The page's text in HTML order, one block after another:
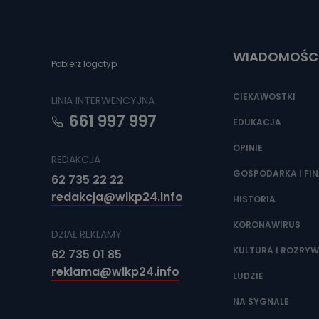
Jakie
źródeł
adres
Jak
Pobierz logotyp
LINIA INTERWENCYJNA
661 997 997
REDAKCJA
62 735 22 22
redakcja@wlkp24.info
DZIAŁ REKLAMY
62 735 01 85
reklama@wlkp24.info
CIEKAWOSTKI
EDUKACJA
OPINIE
GOSPODARKA I
HISTORIA
KORONAWIRUS
KULTURA I
LUDZIE
NA SYGNALE